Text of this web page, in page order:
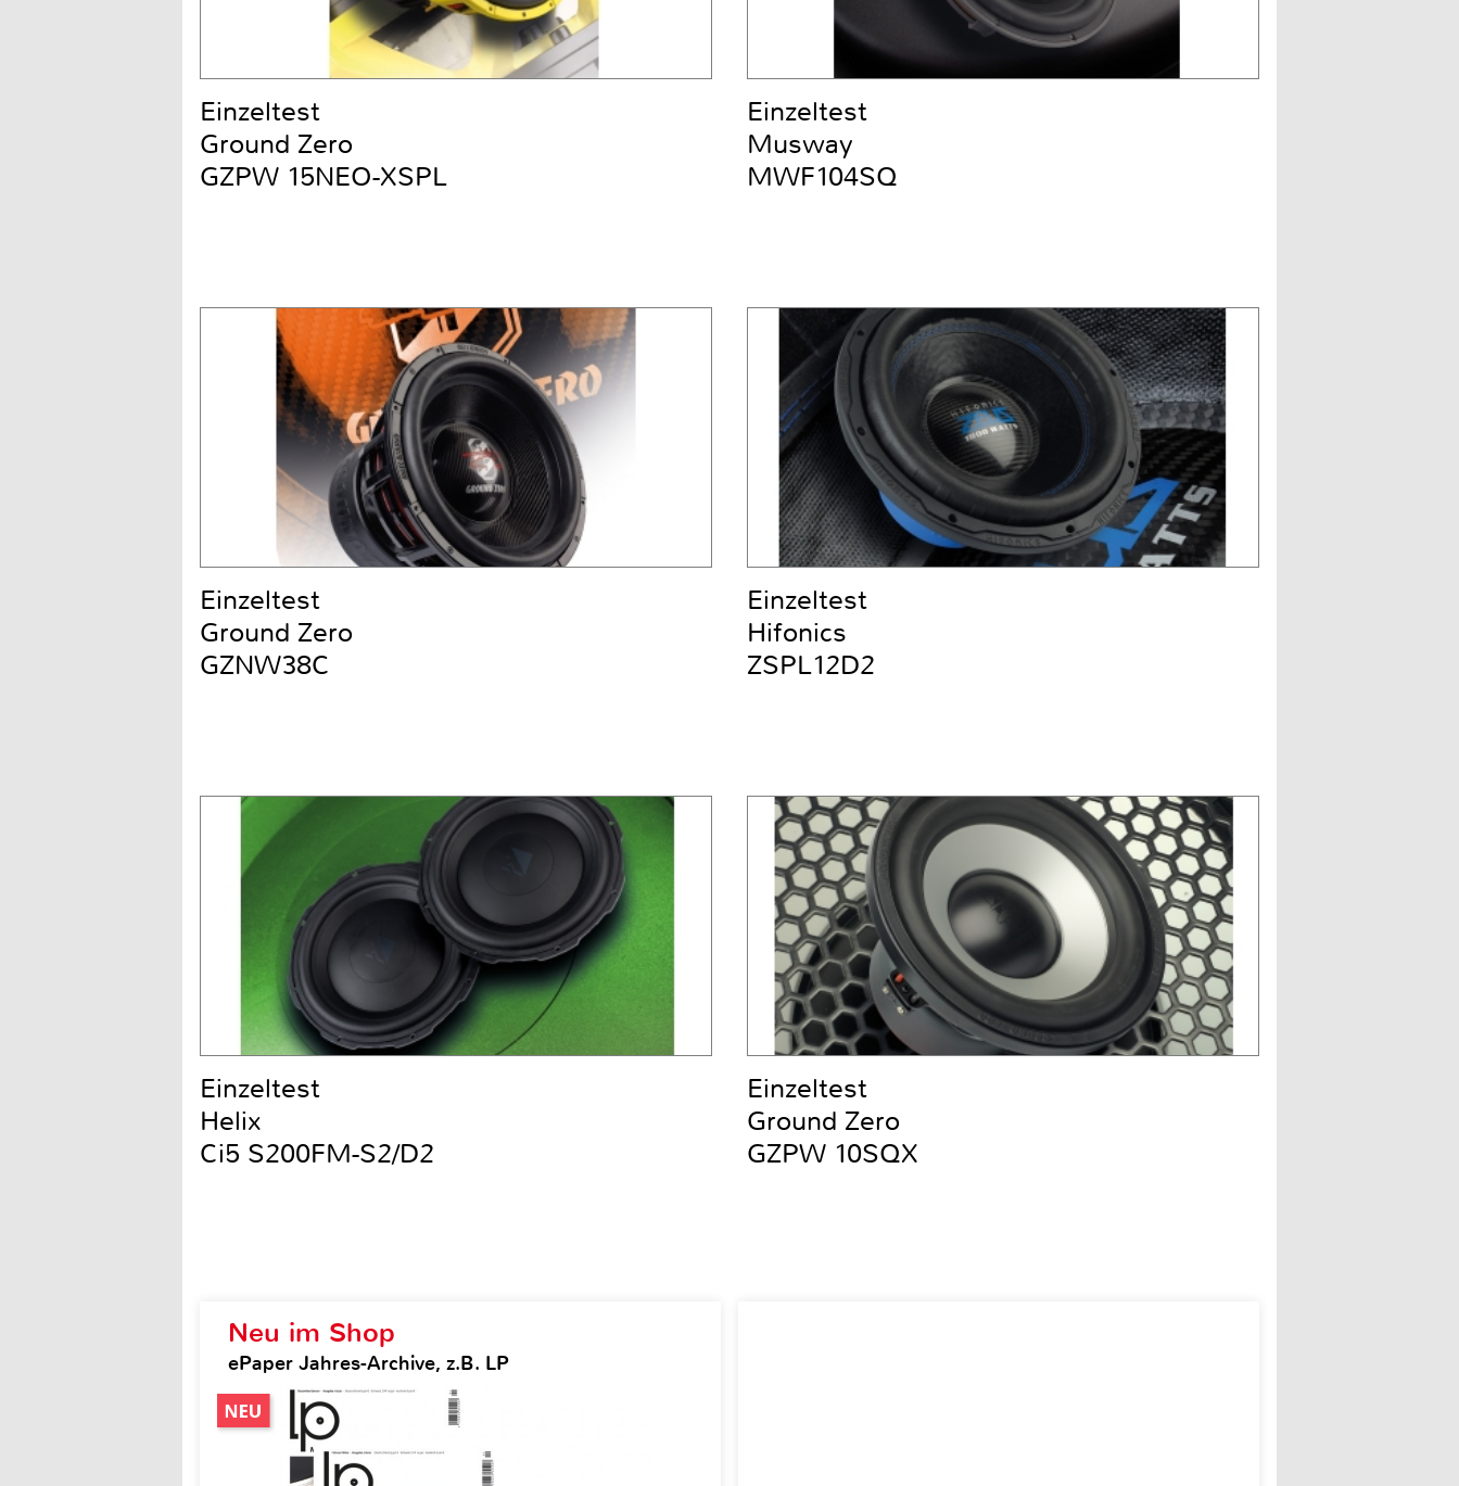
Neu im Shop
ePaper Jahres-Archive, z.B. LP
Einzeltest
Ground Zero
GZPW 15NEO-XSPL
Einzeltest
Musway
MWF104SQ
Einzeltest
Ground Zero
GZNW38C
Einzeltest
Hifonics
ZSPL12D2
Einzeltest
Helix
Ci5 S200FM-S2/D2
Einzeltest
Ground Zero
GZPW 10SQX